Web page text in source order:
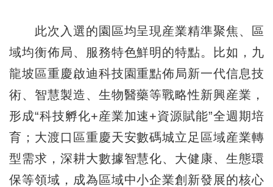
此次入選的園區均呈現産業精準聚焦、區
域均衡佈局、服務特色鮮明的特點。比如，九
龍坡區重慶啟迪科技園重點佈局新一代信息技
術、智慧製造、生物醫藥等戰略性新興産業，
形成“科技孵化+産業加速+資源賦能”全週期培
育；大渡口區重慶天安數碼城立足區域産業轉
型需求，深耕大數據智慧化、大健康、生態環
保等領域，成為區域中小企業創新發展的核心